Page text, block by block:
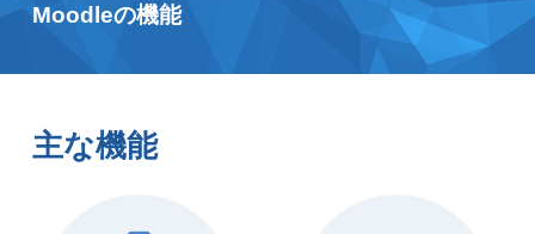
Moodleの機能
主な機能